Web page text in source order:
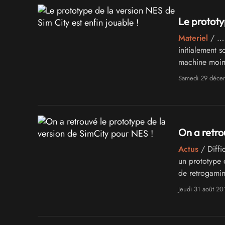
Le
Materiel / …
initialement
machine
celles de …
Samedi 29
On a
Actus/
un prototype
de
Jeudi 31 août